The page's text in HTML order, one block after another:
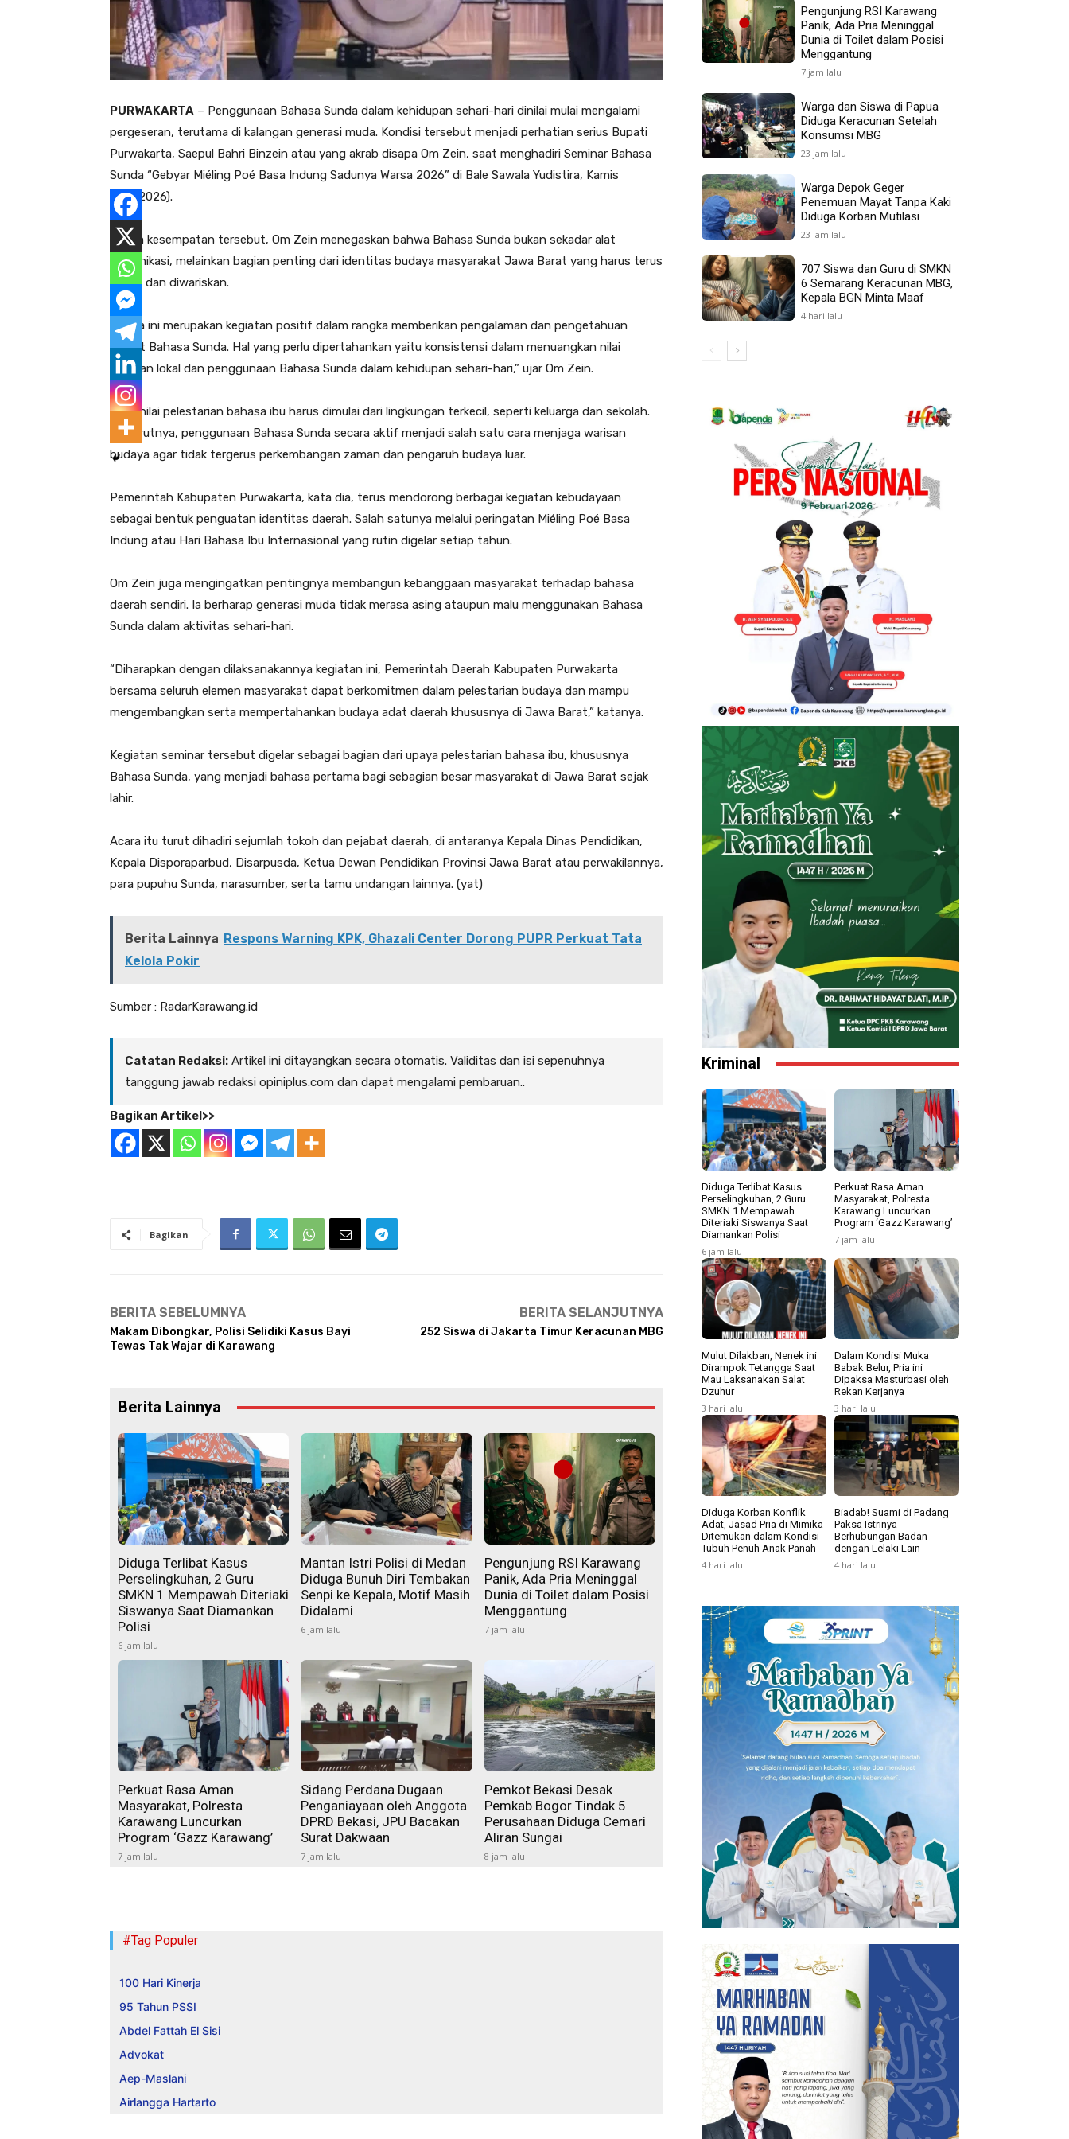
PURWAKARTA – Penggunaan Bahasa Sunda dalam kehidupan sehari-hari dinilai mulai mengalami
pergeseran, terutama di kalangan generasi muda. Kondisi tersebut menjadi perhatian serius Bupati
Purwakarta, Saepul Bahri Binzein atau yang akrab disapa Om Zein, saat menghadiri Seminar Bahasa
Sunda “Gebyar Miéling Poé Basa Indung Sadunya Warsa 2026” di Bale Sawala Yudistira, Kamis
(7/5/2026).
‎Dalam kesempatan tersebut, Om Zein menegaskan bahwa Bahasa Sunda bukan sekadar alat
komunikasi, melainkan bagian penting dari identitas budaya masyarakat Jawa Barat yang harus terus
dijaga dan diwariskan.
‎“Acara ini merupakan kegiatan positif dalam rangka memberikan pengalaman dan pengetahuan
terkait Bahasa Sunda. Hal yang perlu dipertahankan yaitu konsistensi dalam menuangkan nilai
kearifan lokal dan penggunaan Bahasa Sunda dalam kehidupan sehari-hari,” ujar Om Zein.
‎Ia menilai pelestarian bahasa ibu harus dimulai dari lingkungan terkecil, seperti keluarga dan sekolah.
Menurutnya, penggunaan Bahasa Sunda secara aktif menjadi salah satu cara menjaga warisan
budaya agar tidak tergerus perkembangan zaman dan pengaruh budaya luar.
‎Pemerintah Kabupaten Purwakarta, kata dia, terus mendorong berbagai kegiatan kebudayaan
sebagai bentuk penguatan identitas daerah. Salah satunya melalui peringatan Miéling Poé Basa
Indung atau Hari Bahasa Ibu Internasional yang rutin digelar setiap tahun.
‎Om Zein juga mengingatkan pentingnya membangun kebanggaan masyarakat terhadap bahasa
daerah sendiri. Ia berharap generasi muda tidak merasa asing ataupun malu menggunakan Bahasa
Sunda dalam aktivitas sehari-hari.
‎“Diharapkan dengan dilaksanakannya kegiatan ini, Pemerintah Daerah Kabupaten Purwakarta
bersama seluruh elemen masyarakat dapat berkomitmen dalam pelestarian budaya dan mampu
mengembangkan serta mempertahankan budaya adat daerah khususnya di Jawa Barat,” katanya.
‎Kegiatan seminar tersebut digelar sebagai bagian dari upaya pelestarian bahasa ibu, khususnya
Bahasa Sunda, yang menjadi bahasa pertama bagi sebagian besar masyarakat di Jawa Barat sejak
lahir.
‎Acara itu turut dihadiri sejumlah tokoh dan pejabat daerah, di antaranya Kepala Dinas Pendidikan,
Kepala Disporaparbud, Disarpusda, Ketua Dewan Pendidikan Provinsi Jawa Barat atau perwakilannya,
para pupuhu Sunda, narasumber, serta tamu undangan lainnya. (yat)
Berita Lainnya Respons Warning KPK, Ghazali Center Dorong PUPR Perkuat Tata
Kelola Pokir
Sumber : RadarKarawang.id
Catatan Redaksi: Artikel ini ditayangkan secara otomatis. Validitas dan isi sepenuhnya
tanggung jawab redaksi opiniplus.com dan dapat mengalami pembaruan..
Bagikan Artikel>>
Bagikan
BERITA SEBELUMNYA
Makam Dibongkar, Polisi Selidiki Kasus Bayi
Tewas Tak Wajar di Karawang
BERITA SELANJUTNYA
252 Siswa di Jakarta Timur Keracunan MBG
Berita Lainnya
Diduga Terlibat Kasus
Perselingkuhan, 2 Guru
SMKN 1 Mempawah Diteriaki
Siswanya Saat Diamankan
Polisi
6 jam lalu
Mantan Istri Polisi di Medan
Diduga Bunuh Diri Tembakan
Senpi ke Kepala, Motif Masih
Didalami
6 jam lalu
Pengunjung RSI Karawang
Panik, Ada Pria Meninggal
Dunia di Toilet dalam Posisi
Menggantung
7 jam lalu
Perkuat Rasa Aman
Masyarakat, Polresta
Karawang Luncurkan
Program ‘Gazz Karawang’
7 jam lalu
Sidang Perdana Dugaan
Penganiayaan oleh Anggota
DPRD Bekasi, JPU Bacakan
Surat Dakwaan
7 jam lalu
Pemkot Bekasi Desak
Pemkab Bogor Tindak 5
Perusahaan Diduga Cemari
Aliran Sungai
8 jam lalu
#Tag Populer
100 Hari Kinerja
95 Tahun PSSI
Abdel Fattah El Sisi
Advokat
Aep-Maslani
Airlangga Hartarto
Pengunjung RSI Karawang
Panik, Ada Pria Meninggal
Dunia di Toilet dalam Posisi
Menggantung
7 jam lalu
Warga dan Siswa di Papua
Diduga Keracunan Setelah
Konsumsi MBG
23 jam lalu
Warga Depok Geger
Penemuan Mayat Tanpa Kaki
Diduga Korban Mutilasi
23 jam lalu
707 Siswa dan Guru di SMKN
6 Semarang Keracunan MBG,
Kepala BGN Minta Maaf
4 hari lalu
Kriminal
Diduga Terlibat Kasus
Perselingkuhan, 2 Guru
SMKN 1 Mempawah
Diteriaki Siswanya Saat
Diamankan Polisi
6 jam lalu
Perkuat Rasa Aman
Masyarakat, Polresta
Karawang Luncurkan
Program ‘Gazz Karawang’
7 jam lalu
Mulut Dilakban, Nenek ini
Dirampok Tetangga Saat
Mau Laksanakan Salat
Dzuhur
3 hari lalu
Dalam Kondisi Muka
Babak Belur, Pria ini
Dipaksa Masturbasi oleh
Rekan Kerjanya
3 hari lalu
Diduga Korban Konflik
Adat, Jasad Pria di Mimika
Ditemukan dalam Kondisi
Tubuh Penuh Anak Panah
4 hari lalu
Biadab! Suami di Padang
Paksa Istrinya
Berhubungan Badan
dengan Lelaki Lain
4 hari lalu